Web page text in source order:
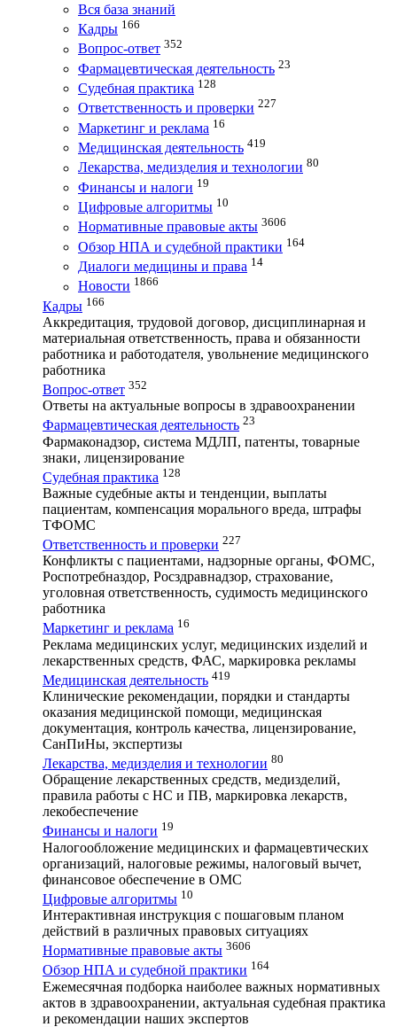
Вся база знаний
Кадры 166
Вопрос-ответ 352
Фармацевтическая деятельность 23
Судебная практика 128
Ответственность и проверки 227
Маркетинг и реклама 16
Медицинская деятельность 419
Лекарства, медизделия и технологии 80
Финансы и налоги 19
Цифровые алгоритмы 10
Нормативные правовые акты 3606
Обзор НПА и судебной практики 164
Диалоги медицины и права 14
Новости 1866
Кадры 166
Аккредитация, трудовой договор, дисциплинарная и
материальная ответственность, права и обязанности
работника и работодателя, увольнение медицинского
работника
Вопрос-ответ 352
Ответы на актуальные вопросы в здравоохранении
Фармацевтическая деятельность 23
Фармаконадзор, система МДЛП, патенты, товарные
знаки, лицензирование
Судебная практика 128
Важные судебные акты и тенденции, выплаты
пациентам, компенсация морального вреда, штрафы
ТФОМС
Ответственность и проверки 227
Конфликты с пациентами, надзорные органы, ФОМС,
Роспотребназдор, Росздравнадзор, страхование,
уголовная ответственность, судимость медицинского
работника
Маркетинг и реклама 16
Реклама медицинских услуг, медицинских изделий и
лекарственных средств, ФАС, маркировка рекламы
Медицинская деятельность 419
Клинические рекомендации, порядки и стандарты
оказания медицинской помощи, медицинская
документация, контроль качества, лицензирование,
СанПиНы, экспертизы
Лекарства, медизделия и технологии 80
Обращение лекарственных средств, медизделий,
правила работы с НС и ПВ, маркировка лекарств,
лекобеспечение
Финансы и налоги 19
Налогообложение медицинских и фармацевтических
организаций, налоговые режимы, налоговый вычет,
финансовое обеспечение в ОМС
Цифровые алгоритмы 10
Интерактивная инструкция с пошаговым планом
действий в различных правовых ситуациях
Нормативные правовые акты 3606
Обзор НПА и судебной практики 164
Ежемесячная подборка наиболее важных нормативных
актов в здравоохранении, актуальная судебная практика
и рекомендации наших экспертов